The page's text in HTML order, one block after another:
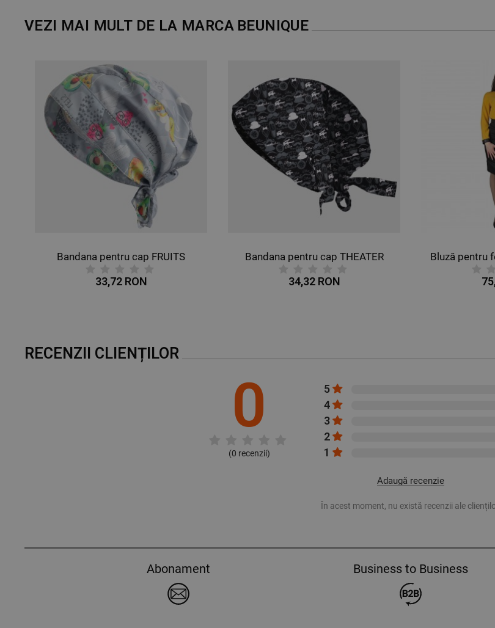
VEZI MAI MULT DE LA MARCA BEUNIQUE
Bandana pentru cap FRUITS
33,72 RON
Bandana pentru cap THEATER
34,32 RON
RECENZII CLIENȚILOR
0
(0 recenzii)
5
4
3
2
1
Adaugă recenzie
În acest moment, nu există recenzii ale
Abonament Business to Business